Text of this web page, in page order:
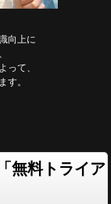
向上に
って、
す。
無料トライア